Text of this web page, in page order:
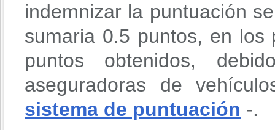
indemnizar la puntuación
sumaria 0.5 puntos, en
puntos obtenidos,
aseguradoras de
sistema de puntuación -.